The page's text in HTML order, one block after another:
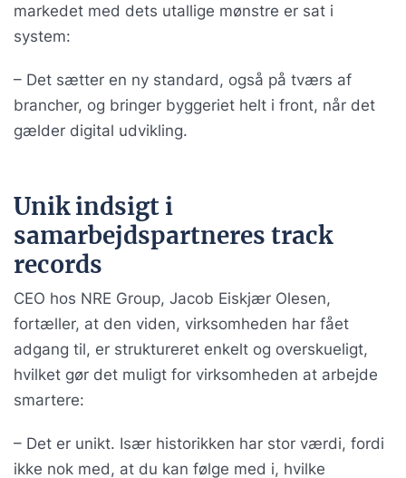
markedet med dets utallige mønstre er sat i
system:
– Det sætter en ny standard, også på tværs af
brancher, og bringer byggeriet helt i front, når det
gælder digital udvikling.
Unik indsigt i
samarbejdspartneres track
records
CEO hos NRE Group, Jacob Eiskjær Olesen,
fortæller, at den viden, virksomheden har fået
adgang til, er struktureret enkelt og overskueligt,
hvilket gør det muligt for virksomheden at arbejde
smartere:
– Det er unikt. Især historikken har stor værdi, fordi
ikke nok med, at du kan følge med i, hvilke